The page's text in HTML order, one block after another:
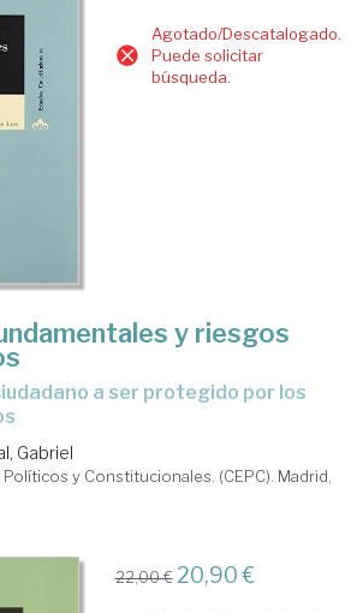
Agotado/Descatalogado.
Puede solicitar
búsqueda.
y riesgos
Gabriel
y Constitucionales. (CEPC). Madrid,
22,00 € 20,90 €